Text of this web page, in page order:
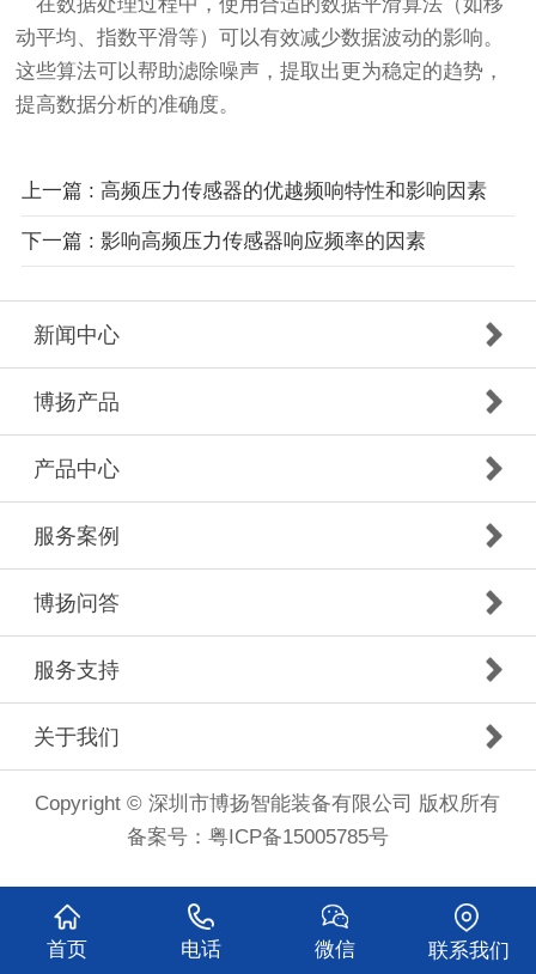
动平均、指数平滑等）可以有效减少数据波动的影响。
这些算法可以帮助滤除噪声，提取出更为稳定的趋势，
提高数据分析的准确度。
上一篇 : 高频压力传感器的优越频响特性和影响因素
下一篇 : 影响高频压力传感器响应频率的因素
新闻中心
博扬产品
产品中心
服务案例
博扬问答
服务支持
关于我们
Copyright © 深圳市博扬智能装备有限公司 版权所有
备案号： 粤ICP备15005785号
首页 电话 微信 联系我们